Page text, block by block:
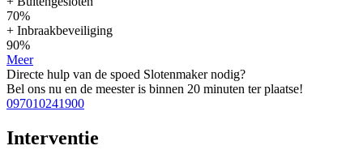
70%
+ Inbraakbeveiliging
90%
Meer
Directe hulp van de spoed Slotenmaker nodig?
Bel ons nu en de meester is binnen 20 minuten ter plaatse!
097010241900
Interventie